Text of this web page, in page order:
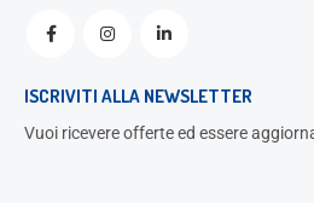
ISCRIVITI ALLA NEWSLETTER
Vuoi ricevere offerte ed essere